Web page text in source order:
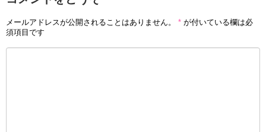
メールアドレスが公開されることはありません。 * が付いている欄は必
須項目です